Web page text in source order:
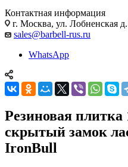
Контактная информация
г. Москва, ул. Лобненская
sales@barbell-rus.ru
WhatsApp
Резиновая плитка
скрытый замок
IronBull